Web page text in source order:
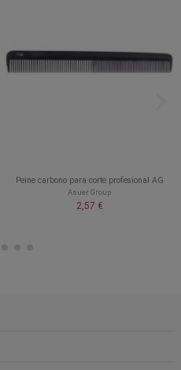
Peine carbono para corte profesional AG
Asuer Group
2,57 €